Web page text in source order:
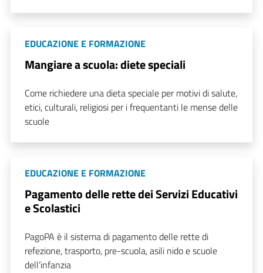
EDUCAZIONE E FORMAZIONE
Mangiare a scuola: diete speciali
Come richiedere una dieta speciale per motivi di salute,
etici, culturali, religiosi per i frequentanti le mense delle
scuole
EDUCAZIONE E FORMAZIONE
Pagamento delle rette dei Servizi Educativi
e Scolastici
PagoPA è il sistema di pagamento delle rette di
refezione, trasporto, pre-scuola, asili nido e scuole
dell’infanzia